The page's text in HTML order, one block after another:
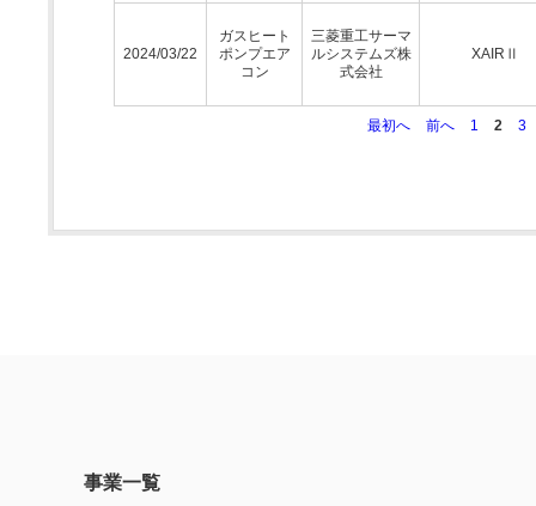
2024/03/22
ガスヒート
ポンプエア
コン
三菱重工サーマ
ルシステムズ株
式会社
XAIRⅡ
最初へ 前へ 1 2 3
事業一覧